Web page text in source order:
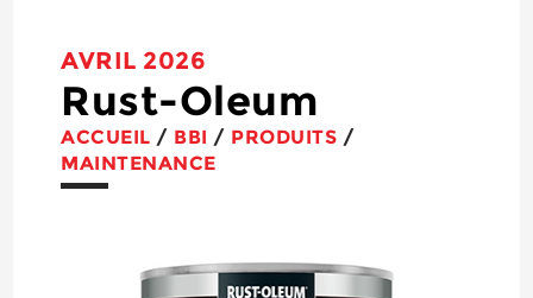
AVRIL 2026
Rust-Oleum
ACCUEIL / BBI / PRODUITS /
MAINTENANCE